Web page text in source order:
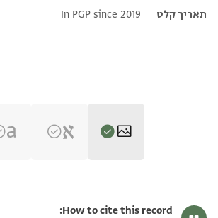
תאריך קלט
In PGP since 2019
How to cite this record: